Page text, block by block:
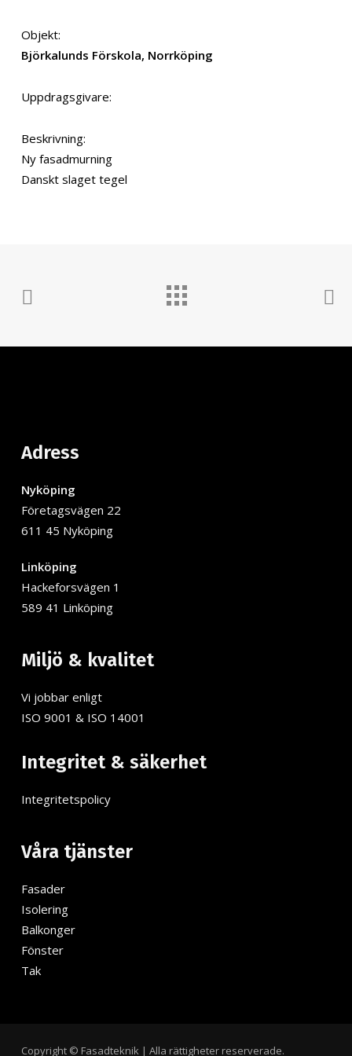
Objekt:
Björkalunds Förskola, Norrköping
Uppdragsgivare:
Beskrivning:
Ny fasadmurning
Danskt slaget tegel
Adress
Nyköping
Företagsvägen 22
611 45 Nyköping
Linköping
Hackeforsvägen 1
589 41 Linköping
Miljö & kvalitet
Vi jobbar enligt
ISO 9001 & ISO 14001
Integritet & säkerhet
Integritetspolicy
Våra tjänster
Fasader
Isolering
Balkonger
Fönster
Tak
Copyright © Fasadteknik | Alla rättigheter reserverade.